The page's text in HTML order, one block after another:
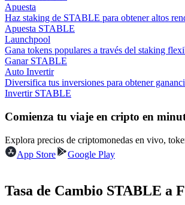
Información
Análisis de big data que incluye
Apuesta
Haz staking de STABLE para obtener altos
Apuesta STABLE
Launchpool
Gana tokens populares a través del staking
Ganar STABLE
Auto Invertir
Diversifica tus inversiones para obtener
Invertir STABLE
Comienza tu viaje en cripto en
Explora precios de criptomonedas en vivo,
App Store
Google Play
Tasa de Cambio STABLE a